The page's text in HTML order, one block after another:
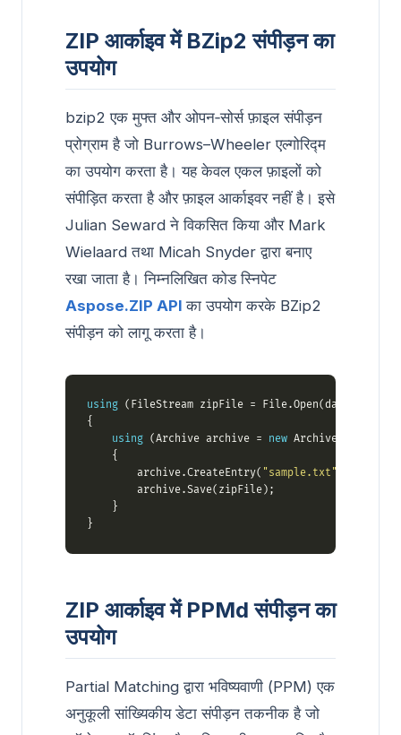
ZIP आर्काइव में BZip2 संपीड़न का
उपयोग
bzip2 एक मुफ्त और ओपन‑सोर्स फ़ाइल संपीड़न
प्रोग्राम है जो Burrows–Wheeler एल्गोरिद्म
का उपयोग करता है। यह केवल एकल फ़ाइलों को
संपीड़ित करता है और फ़ाइल आर्काइवर नहीं है। इसे
Julian Seward ने विकसित किया और Mark
Wielaard तथा Micah Snyder द्वारा बनाए
रखा जाता है। निम्नलिखित कोड स्निपेट
Aspose.ZIP API का उपयोग करके BZip2
संपीड़न को लागू करता है।
using (FileStream zipFile = File.Open(dataDir +
using (Archive archive = new Archive(
        archive.CreateEntry(
"sample.txt"
ZIP आर्काइव में PPMd संपीड़न का
उपयोग
Partial Matching द्वारा भविष्यवाणी (PPM) एक
अनुकूली सांख्यिकीय डेटा संपीड़न तकनीक है जो